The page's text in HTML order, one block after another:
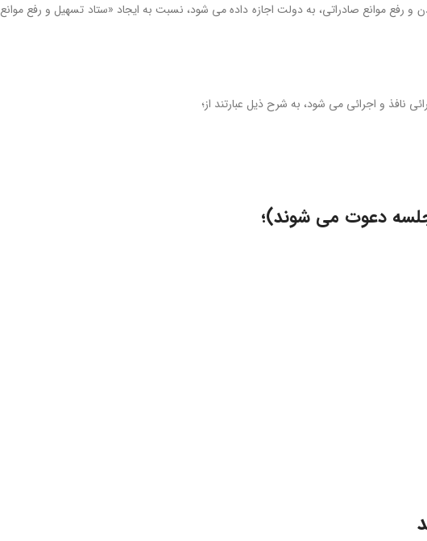
موانع صادراتی، به دولت اجازه داده می ­شود، نسبت به ایجاد «ستاد تسهیل و رفع موانع
نافذ و اجرائی می­ شود، به شرح ذیل عبارتند از؛
دعوت می­ شوند)؛